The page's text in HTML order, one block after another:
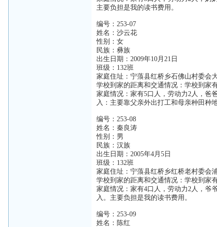
主要负担是我的读书费用。
编号：253-07
姓名：沙云花
性别：女
民族：彝族
出生日期：2009年10月21日
班级：132班
家庭住址：宁蒗县红桥乡石佛山村委会
学校到家的距离和交通情况：学校到家
家庭情况：家有5口人，劳动力2人，爸
入：主要靠父亲外出打工和母亲种田种
编号：253-08
姓名：秦良涛
性别：男
民族：汉族
出生日期：2005年4月5日
班级：132班
家庭住址：宁蒗县红桥乡红桥老村委会
学校到家的距离和交通情况：学校到家
家庭情况：家有4口人，劳动力2人，爷
入。主要负担是我的读书费用。
编号：253-09
姓名：陈红